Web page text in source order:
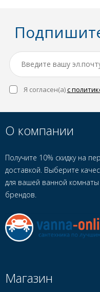
Я согласен(a)с
О компании
Получите 10% скидку на
доставкой. Выберите
для вашей ванной
брендов.
Магазин